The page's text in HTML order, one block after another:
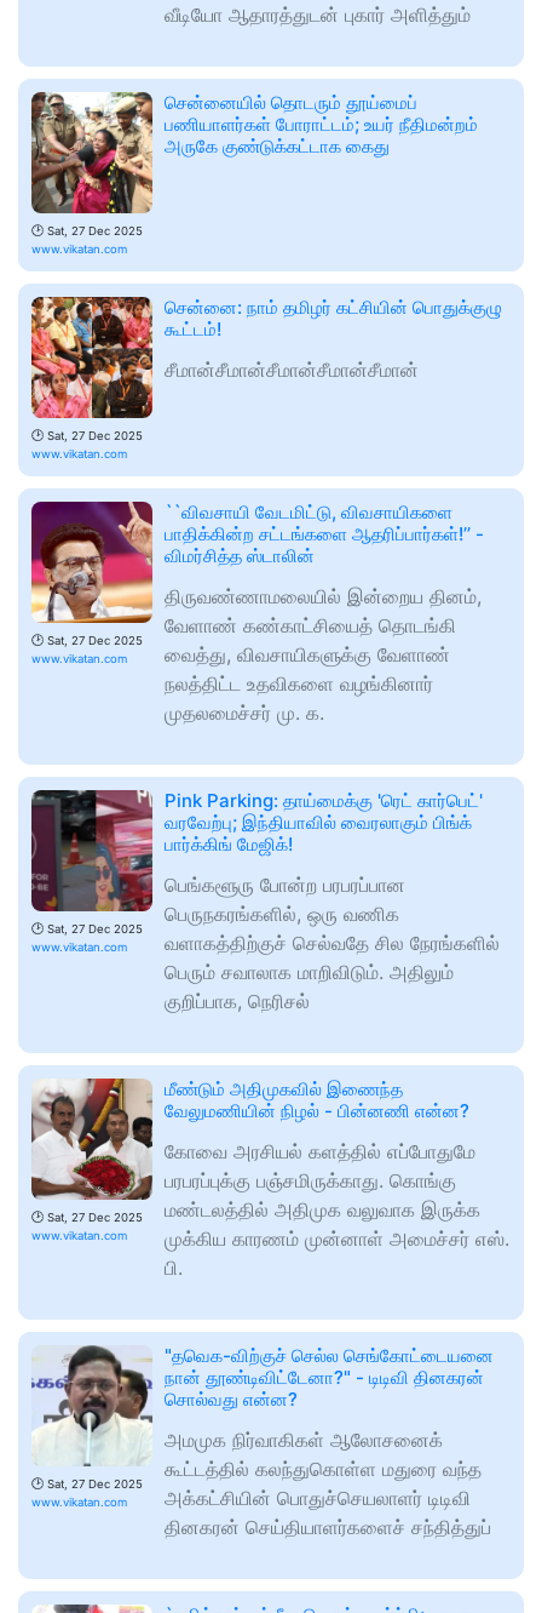
வீடியோ ஆதாரத்துடன் புகார் அளித்தும்
🕑 Sat, 27 Dec 2025
www.vikatan.com
சென்னையில் தொடரும் தூய்மைப்
பணியாளர்கள் போராட்டம்; உயர் நீதிமன்றம்
அருகே குண்டுக்கட்டாக கைது
🕑 Sat, 27 Dec 2025
www.vikatan.com
சென்னை: நாம் தமிழர் கட்சியின் பொதுக்குழு
கூட்டம்!
சீமான்சீமான்சீமான்சீமான்சீமான்
🕑 Sat, 27 Dec 2025
www.vikatan.com
``விவசாயி வேடமிட்டு, விவசாயிகளை
பாதிக்கின்ற சட்டங்களை ஆதரிப்பார்கள்!’’ -
விமர்சித்த ஸ்டாலின்
திருவண்ணாமலையில் இன்றைய தினம்,
வேளாண் கண்காட்சியைத் தொடங்கி
வைத்து, விவசாயிகளுக்கு வேளாண்
நலத்திட்ட உதவிகளை வழங்கினார்
முதலமைச்சர் மு. க.
🕑 Sat, 27 Dec 2025
www.vikatan.com
Pink Parking: தாய்மைக்கு 'ரெட் கார்பெட்'
வரவேற்பு; இந்தியாவில் வைரலாகும் பிங்க்
பார்க்கிங் மேஜிக்!
பெங்களூரு போன்ற பரபரப்பான
பெருநகரங்களில், ஒரு வணிக
வளாகத்திற்குச் செல்வதே சில நேரங்களில்
பெரும் சவாலாக மாறிவிடும். அதிலும்
குறிப்பாக, நெரிசல்
🕑 Sat, 27 Dec 2025
www.vikatan.com
மீண்டும் அதிமுகவில் இணைந்த
வேலுமணியின் நிழல் - பின்னணி என்ன?
கோவை அரசியல் களத்தில் எப்போதுமே
பரபரப்புக்கு பஞ்சமிருக்காது. கொங்கு
மண்டலத்தில் அதிமுக வலுவாக இருக்க
முக்கிய காரணம் முன்னாள் அமைச்சர் எஸ்.
பி.
🕑 Sat, 27 Dec 2025
www.vikatan.com
"தவெக-விற்குச் செல்ல செங்கோட்டையனை
நான் தூண்டிவிட்டேனா?" - டிடிவி தினகரன்
சொல்வது என்ன?
அமமுக நிர்வாகிகள் ஆலோசனைக்
கூட்டத்தில் கலந்துகொள்ள மதுரை வந்த
அக்கட்சியின் பொதுச்செயலாளர் டிடிவி
தினகரன் செய்தியாளர்களைச் சந்தித்துப்